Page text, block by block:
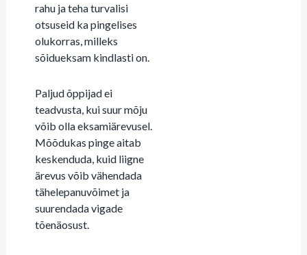
rahu ja teha turvalisi
otsuseid ka pingelises
olukorras, milleks
sõidueksam kindlasti on.
Paljud õppijad ei
teadvusta, kui suur mõju
võib olla eksamiärevusel.
Mõõdukas pinge aitab
keskenduda, kuid liigne
ärevus võib vähendada
tähelepanuvõimet ja
suurendada vigade
tõenäosust.